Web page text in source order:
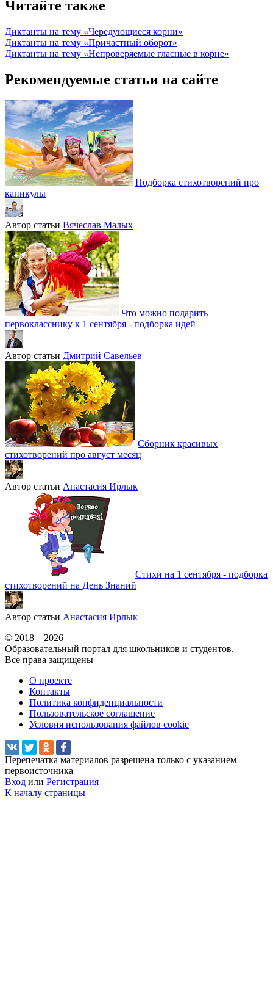
Читайте также
Диктанты на тему «Чередующиеся корни»
Диктанты на тему «Причастный оборот»
Диктанты на тему «Непроверяемые гласные в корне»
Рекомендуемые статьи на сайте
Подборка стихотворений про
каникулы
Автор статьи Вячеслав Малых
Что можно подарить
первокласснику к 1 сентября - подборка идей
Автор статьи Дмитрий Савельев
Сборник красивых
стихотворений про август месяц
Автор статьи Анастасия Ирлык
Стихи на 1 сентября - подборка
стихотворений на День Знаний
Автор статьи Анастасия Ирлык
© 2018 – 2026
Образовательный портал для школьников и студентов.
Все права защищены
О проекте
Контакты
Политика конфиденциальности
Пользовательское соглашение
Условия использования файлов cookie
Перепечатка материалов разрешена только с указанием
первоисточника
Вход или Регистрация
К началу страницы